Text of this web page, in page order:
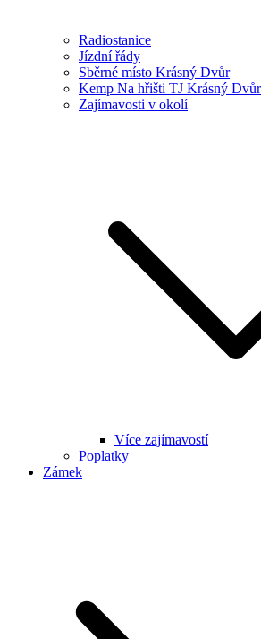
Radiostanice
Jízdní řády
Sběrné místo Krásný Dvůr
Kemp Na hřišti TJ Krásný Dvůr
Zajímavosti v okolí
Více zajímavostí
Poplatky
Zámek